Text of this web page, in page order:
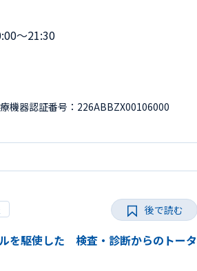
～21:30
機器認証番号：226ABBZX00106000
を駆使した 検査・診断からのトータ
後で読む